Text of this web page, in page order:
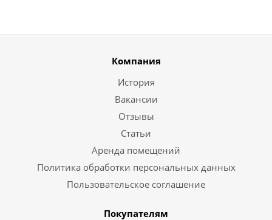
Компания
История
Вакансии
Отзывы
Статьи
Аренда помещений
Политика обработки персональных данных
Пользовательское соглашение
Покупателям